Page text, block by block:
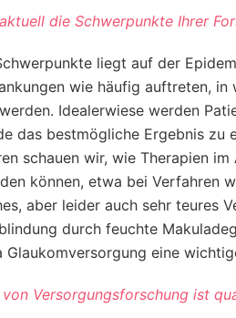
die Schwerpunkte Ihrer
liegt auf der
wie häufig auftreten,
Idealerwiese werden
das bestmögliche Ergebnis zu
schauen wir, wie Therapien
können, etwa bei Verfahren
aber leider auch sehr teures
durch feuchte
Glaukomversorgung eine
Versorgungsforschung ist